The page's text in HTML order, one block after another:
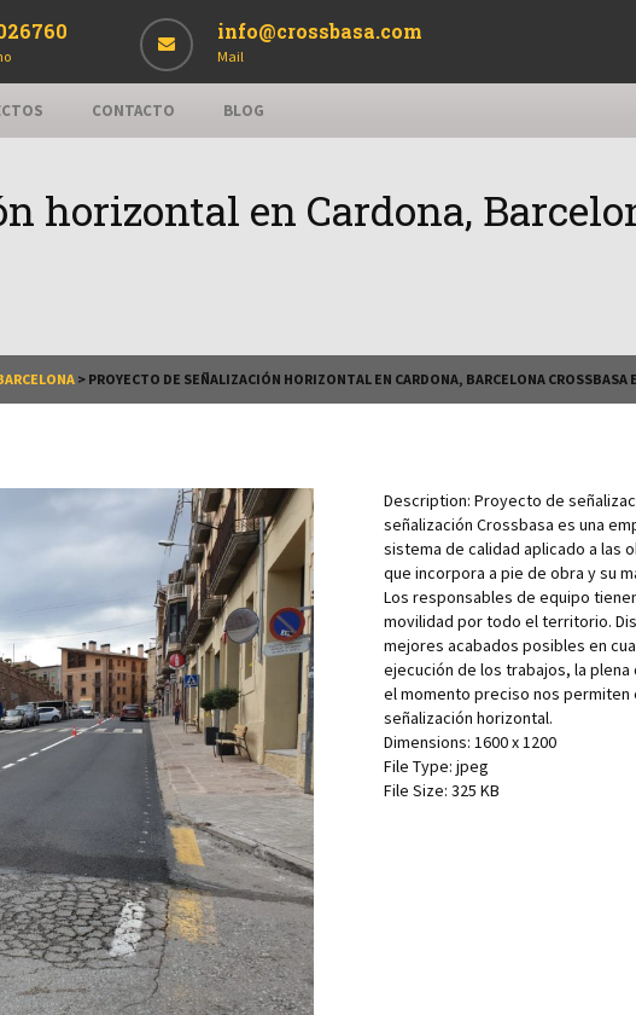
info@crossbasa.com
Mail
CONTACTO BLOG
horizontal en Cardona,
> PROYECTO DE SEÑALIZACIÓN HORIZONTAL EN CARDONA, BARCELONA CROSSBASA
Description: Proyecto de
señalización Crossbasa es una
sistema de calidad aplicado a las
que incorpora a pie de obra y su
Los responsables de equipo
movilidad por todo el territorio.
mejores acabados posibles en
ejecución de los trabajos, la
el momento preciso nos
señalización horizontal.
Dimensions: 1600 x 1200
File Type: jpeg
File Size: 325 KB